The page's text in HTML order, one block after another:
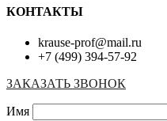
КОНТАКТЫ
krause-prof@mail.ru
+7 (499) 394-57-92
ЗАКАЗАТЬ ЗВОНОК
Имя